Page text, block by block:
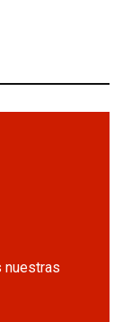
nuestras